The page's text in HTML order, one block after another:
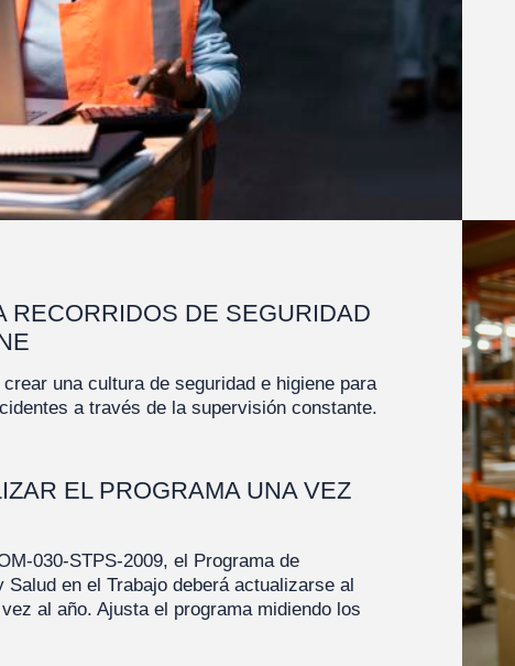
RECORRIDOS DE SEGURIDAD
una cultura de seguridad e higiene para
a través de la supervisión constante.
EL PROGRAMA UNA VEZ
030-STPS-2009, el Programa de
Salud en el Trabajo deberá actualizarse al
al año. Ajusta el programa midiendo los